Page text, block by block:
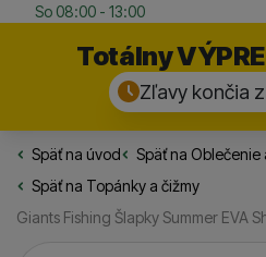
So 08:00 - 13:00
Totálny
Zľavy končia
Späť na úvodRybarske.sk
Späť na Oblečenie
Späť na Topánky a čižmy
Giants Fishing Šlapky Summer EVA